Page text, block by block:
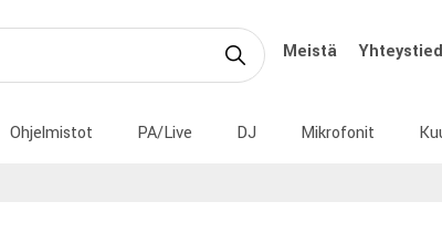
Meistä
Ohjelmistot PA/Live DJ Mikrofonit